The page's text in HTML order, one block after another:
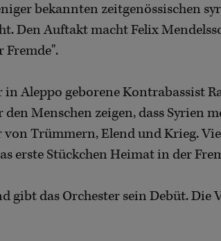
bekannten zeitgenössischen
Den Auftakt macht Felix
Fremde".
in Aleppo geborene Kontrabassist
den Menschen zeigen, dass Syrien
Trümmern, Elend und Krieg.
erste Stückchen Heimat in der
gibt das Orchester sein Debüt. Die